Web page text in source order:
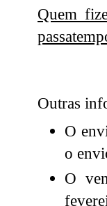
Quem
Outras
O
o
O